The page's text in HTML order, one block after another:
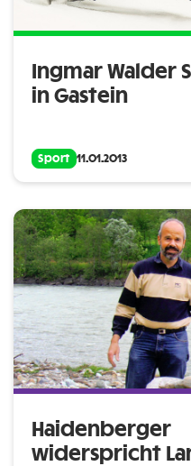
Ingmar Walder
in Gastein
Sport 11.01.2013
Haidenberger
widerspricht